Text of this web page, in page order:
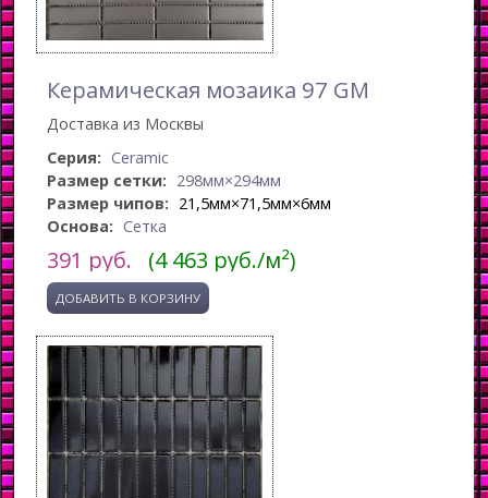
Керамическая мозаика 97 GM
Доставка из Москвы
Серия: Ceramic
Размер сетки: 298мм×294мм
Размер чипов: 21,5мм×71,5мм×6мм
Основа: Сетка
391 руб. (4 463 руб./м²)